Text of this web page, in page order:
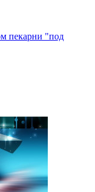
пекарни "под